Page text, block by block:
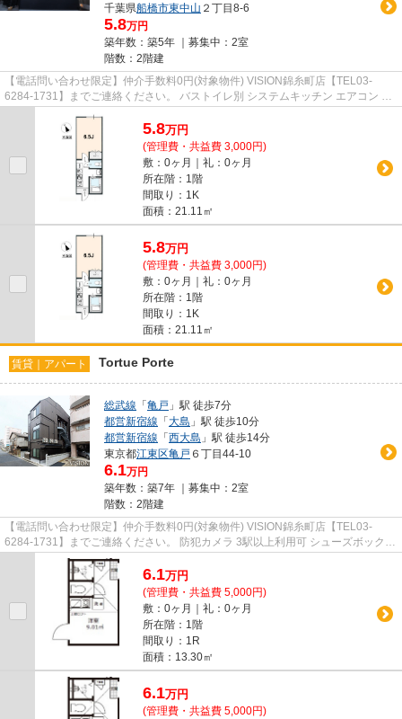
千葉県船橋市東中山 ２丁目8-6
5.8万円
築年数：築5年 ｜募集中： 2室
階数：2階建
【電話問い合わせ限定】仲介手数料0円(対象物件) VISION錦糸町店【TEL03-
6284-1731】までご連絡ください。 バストイレ別 システムキッチン エアコン 3
駅以上利用可
5.8万円
(管理費・共益費 3,000円)
敷：0ヶ月｜礼：0ヶ月
所在階：1階
間取り：1K
面積：21.11㎡
5.8万円
(管理費・共益費 3,000円)
敷：0ヶ月｜礼：0ヶ月
所在階：1階
間取り：1K
面積：21.11㎡
賃貸｜アパート Tortue Porte
総武線 「亀戸 」駅 徒歩7分
都営新宿線 「大島 」駅 徒歩10分
都営新宿線 「西大島 」駅 徒歩14分
東京都江東区亀戸 ６丁目44-10
6.1万円
築年数：築7年 ｜募集中： 2室
階数：2階建
【電話問い合わせ限定】仲介手数料0円(対象物件) VISION錦糸町店【TEL03-
6284-1731】までご連絡ください。 防犯カメラ 3駅以上利用可 シューズボックス
ネット使用料不要 オートロック
6.1万円
(管理費・共益費 5,000円)
敷：0ヶ月｜礼：0ヶ月
所在階：1階
間取り：1R
面積：13.30㎡
6.1万円
(管理費・共益費 5,000円)